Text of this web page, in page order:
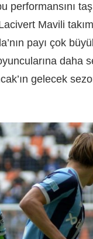
Mavili
payı çok
daha
gelecek